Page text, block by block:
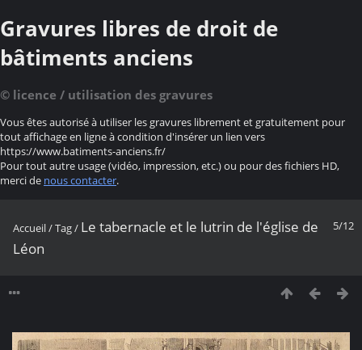
Gravures libres de droit de
bâtiments anciens
© licence / utilisation des gravures
Vous êtes autorisé à utiliser les gravures librement et gratuitement pour
tout affichage en ligne à condition d'insérer un lien vers
https://www.batiments-anciens.fr/
Pour tout autre usage (vidéo, impression, etc.) ou pour des fichiers HD,
merci de nous contacter.
5/12
Accueil/Tag/ Le tabernacle et le lutrin de l'église de
Léon